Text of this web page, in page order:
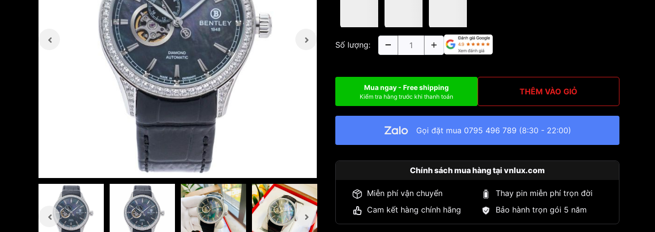
Số lượng:
Mua ngay - Free shipping
Kiểm tra hàng trước khi thanh toán THÊM VÀO GIỎ
Gọi đặt mua 0795 496 789 (8:30 - 22:00)
Chính sách mua hàng tại vnlux.com
Miễn phí vận chuyển
Thay pin miễn phí trọn đời
Cam kết hàng chính hãng
Bảo hành trọn gói 5 năm